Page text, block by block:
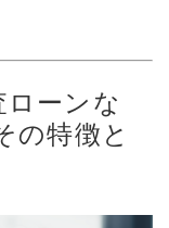
ーンな
の特徴と